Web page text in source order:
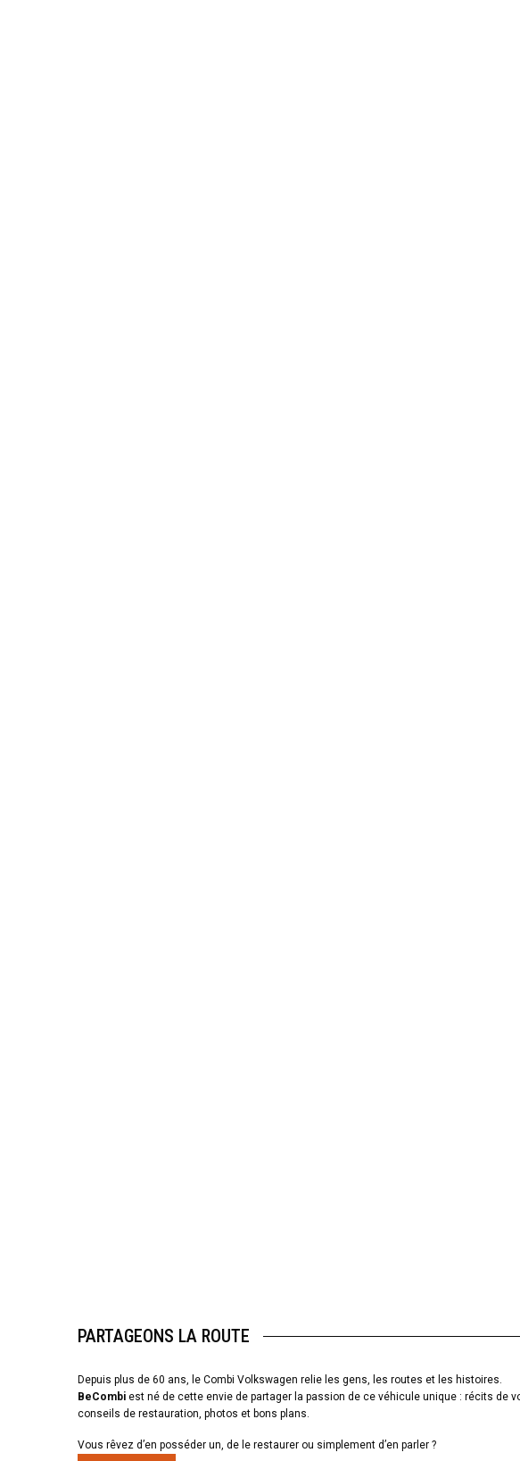
PARTAGEONS LA ROUTE
Depuis plus de 60 ans, le Combi Volkswagen relie les gens, les routes et les histoires.
BeCombi est né de cette envie de partager la passion de ce véhicule unique : récits de
conseils de restauration, photos et bons plans.
Vous rêvez d’en posséder un, de le restaurer ou simplement d’en parler ?